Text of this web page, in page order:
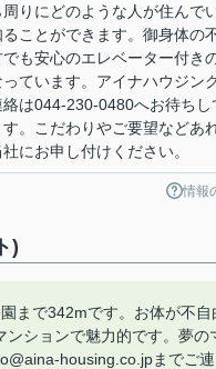
周りにどのような人が住んで
ことができます。御身体の
でも安心のエレベーター付き
ています。アイナハウジン
絡は044-230-0480へお待ちし
す。こだわりやご要望などあ
にお申し付けください。
情報
)
まで342mです。お体が不自
ンションで魅力的です。夢の
housing.co.jpまでご連